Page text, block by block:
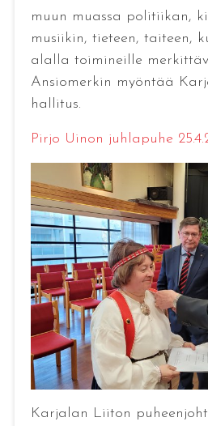
muun muassa politiikan,
musiikin, tieteen, taiteen,
alalla toimineille
Ansiomerkin myöntää
hallitus.
Pirjo Uinon juhlapuhe
Karjalan Liiton